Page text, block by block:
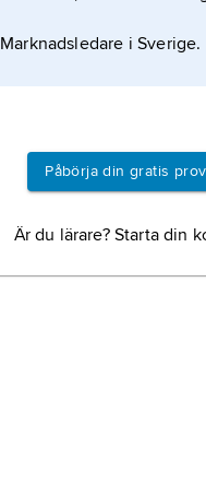
Marknadsledare i Sverige.
Påbörja din gratis
Är du lärare? Starta din